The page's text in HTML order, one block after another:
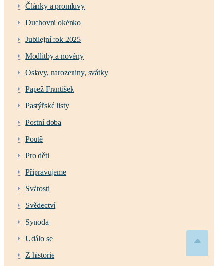
Články a promluvy
Duchovní okénko
Jubilejní rok 2025
Modlitby a novény
Oslavy, narozeniny, svátky
Papež František
Pastýřské listy
Postní doba
Poutě
Pro děti
Připravujeme
Svátosti
Svědectví
Synoda
Událo se
Z historie